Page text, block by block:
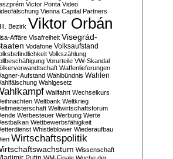
Victor Ponta Video
Vienna Capital Partners
Bezirk Viktor Orbán
Affäre Visafreiheit Visegrád-
Vodafone Volksaufstand
Volkszählung
Vorurteile VW-Skandal
Waffenlieferungen
Aufstand Wahlbündnis Wahlen
Wahlgesetz
Wallfahrt Wechselkurs
Weltbank Weltkrieg
Weltwirtschaftsforum
Werbesteuer Werbung Werte
Wettbewerbsfähigkeit
Whistleblower Wiederaufbau
Wirtschaftspolitik
Wissenschaft